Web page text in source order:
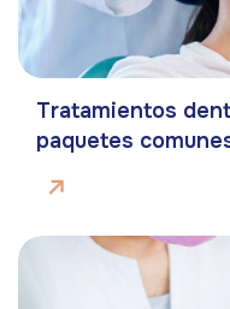
Tratamientos
paquetes